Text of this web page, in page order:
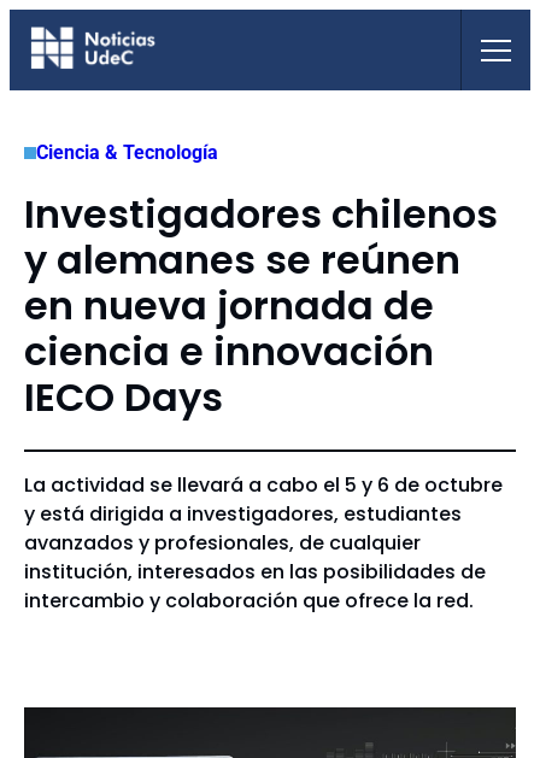
Saltar
Ciencia & Tecnología
Investigadores chilenos
y alemanes se reúnen
en nueva jornada de
ciencia e innovación
IECO Days
La actividad se llevará a cabo el 5 y 6 de octubre
y está dirigida a investigadores, estudiantes
avanzados y profesionales, de cualquier
institución, interesados en las posibilidades de
intercambio y colaboración que ofrece la red.